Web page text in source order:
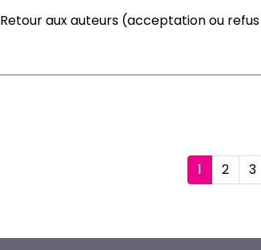
Retour aux auteurs (acceptation ou
Page
courante
1 Page
2 3